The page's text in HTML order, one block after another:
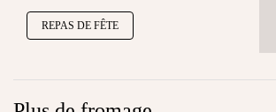
REPAS DE FÊTE